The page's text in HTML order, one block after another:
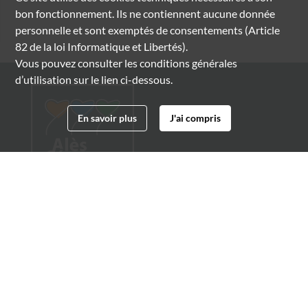
bon fonctionnement. Ils ne contiennent aucune donnée
personnelle et sont exemptés de consentements (Article
82 de la loi Informatique et Libertés).
Vous pouvez consulter les conditions générales
d’utilisation sur le lien ci-dessous.
En savoir plus J'ai compris